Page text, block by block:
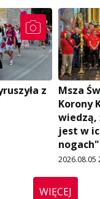
z
Msza
Korony
wiedzą,
jest w
nogach"
2026.08.05
WIĘCEJ